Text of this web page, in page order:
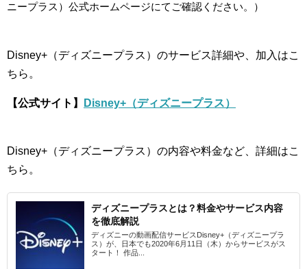
ニープラス）公式ホームページにてご確認ください。）
Disney+（ディズニープラス）のサービス詳細や、加入はこ
ちら。
【公式サイト】 Disney+（ディズニープラス）
Disney+（ディズニープラス）の内容や料金など、詳細はこ
ちら。
ディズニープラスとは？料金やサービス内容
を徹底解説
ディズニーの動画配信サービスDisney+（ディズニープラ
ス）が、日本でも2020年6月11日（木）からサービスがス
タート！ 作品...